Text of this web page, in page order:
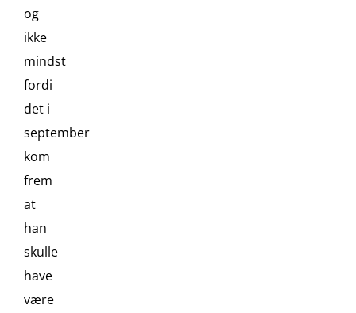
og
ikke
mindst
fordi
det i
september
kom
frem
at
han
skulle
have
være